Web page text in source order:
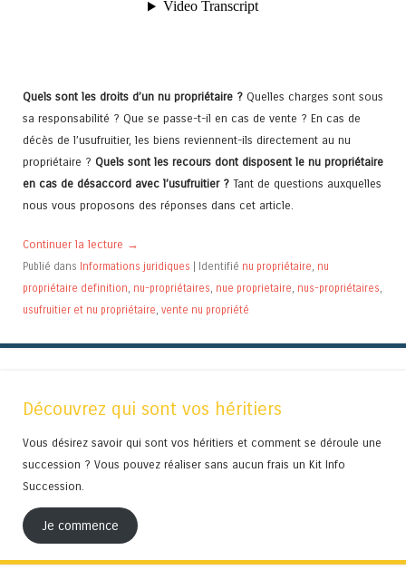
Quels sont les droits d’un nu propriétaire ? Quelles charges sont sous
sa responsabilité ? Que se passe-t-il en cas de vente ? En cas de
décès de l’usufruitier, les biens reviennent-ils directement au nu
propriétaire ? Quels sont les recours dont disposent le nu propriétaire
en cas de désaccord avec l’usufruitier ? Tant de questions auxquelles
nous vous proposons des réponses dans cet article.
Continuer la lecture →
Publié dans Informations juridiques Identifié nu propriétaire, nu
propriétaire definition, nu-propriétaires, nue proprietaire, nus-propriétaires,
usufruitier et nu propriétaire, vente nu propriété
Découvrez qui sont vos héritiers
Vous désirez savoir qui sont vos héritiers et comment se déroule une
succession ? Vous pouvez réaliser sans aucun frais un Kit Info
Succession.
Je commence